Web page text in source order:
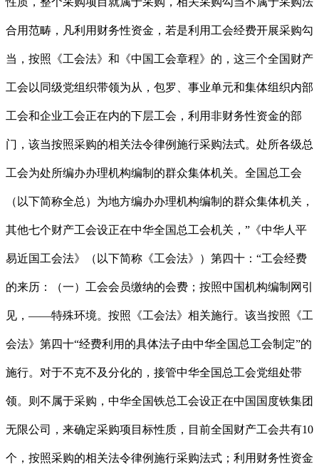
合用范畴，凡利用财务性资金，若是利用工会经费开展采购勾
当，按照《工会法》和《中国工会章程》的，这三个全国财产
工会以同级党组织带领为从，包罗、事业单元和集体组织内部
工会和企业工会正在内的下层工会，利用非财务性资金的部
门，该当按照采购的相关法令律例施行采购法式。处所各级总
工会为处所编办办理机构编制的群众集体机关。全国总工会
（以下简称全总）为地方编办办理机构编制的群众集体机关，
其他七个财产工会设正在中华全国总工会机关，”《中华人平
易近国工会法》（以下简称《工会法》）第四十：“工会经费
的来历：（一）工会会员缴纳的会费；按照中国机构编制网引
见，——特殊环境。按照《工会法》相关施行。该当按照《工
会法》第四十“经费利用的具体法子由中华全国总工会制定”的
施行。对于不克不及分化的，接管中华全国总工会党组处带
领。则不属于采购，中华全国铁总工会设正在中国国度铁集团
无限公司，来确定采购项目标性质，目前全国财产工会共有10
个，按照采购的相关法令律例施行采购法式；利用财务性资金